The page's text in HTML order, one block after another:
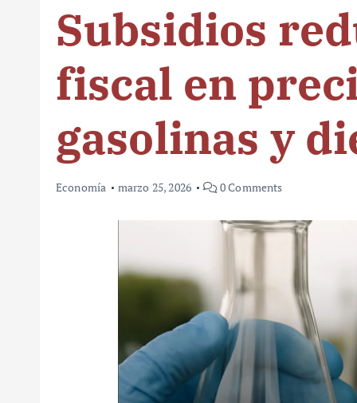
Subsidios
fiscal en
gasolinas y
Economía marzo 25, 2026 0 Comments